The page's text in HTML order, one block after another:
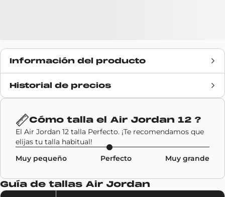
Información del producto
Fecha de lanzamiento
Precio de venta
Marca Air Jordan
Código SKU CT8013-602
Modelo Air Jordan 12
Historial de precios
Cómo talla el Air Jordan 12 ?
El Air Jordan 12 talla Perfecto. ¡Te recomendamos que
elijas tu talla habitual!
Muy pequeño
Perfecto Muy grande
Guía de tallas Air Jordan